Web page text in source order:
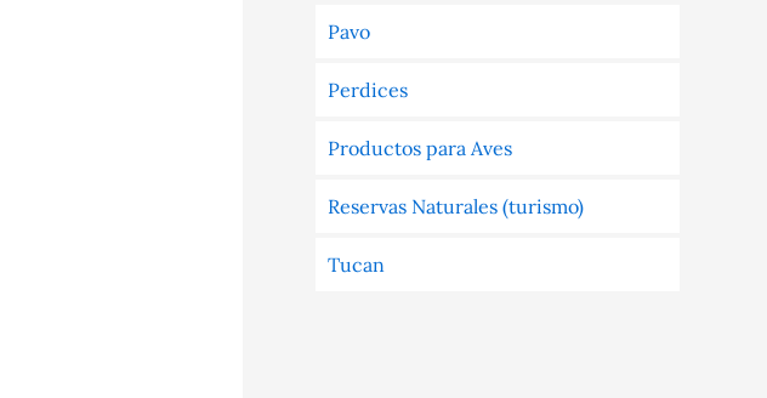
Pavo
Perdices
Productos para Aves
Reservas Naturales (turismo)
Tucan